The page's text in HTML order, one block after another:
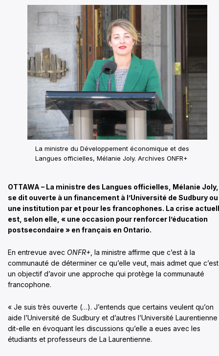
La ministre du Développement économique et des
Langues officielles, Mélanie Joly. Archives ONFR+
OTTAWA – La ministre des Langues officielles, Mélanie Joly,
se dit ouverte à un financement à l’Université de Sudbury ou
une institution par et pour les francophones. La crise
est, selon elle, « une occasion pour renforcer l’éducation
postsecondaire » en français en Ontario.
En entrevue avec ONFR+ , la ministre affirme que c’est à la
communauté de déterminer ce qu’elle veut, mais admet que c’est
un objectif d’avoir une approche qui protège la communauté
francophone.
« Je suis très ouverte (…). J’entends que certains veulent qu’on
aide l’Université de Sudbury et d’autres l’Université Laurentienne
dit-elle en évoquant les discussions qu’elle a eues avec les
étudiants et professeurs de La Laurentienne.